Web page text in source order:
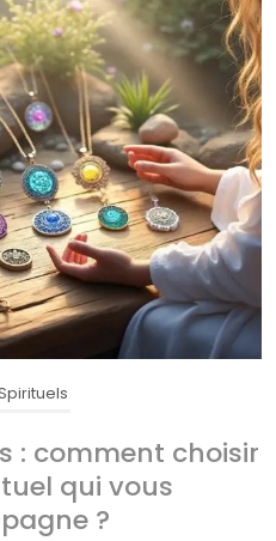
: comment choisir
qui vous
?